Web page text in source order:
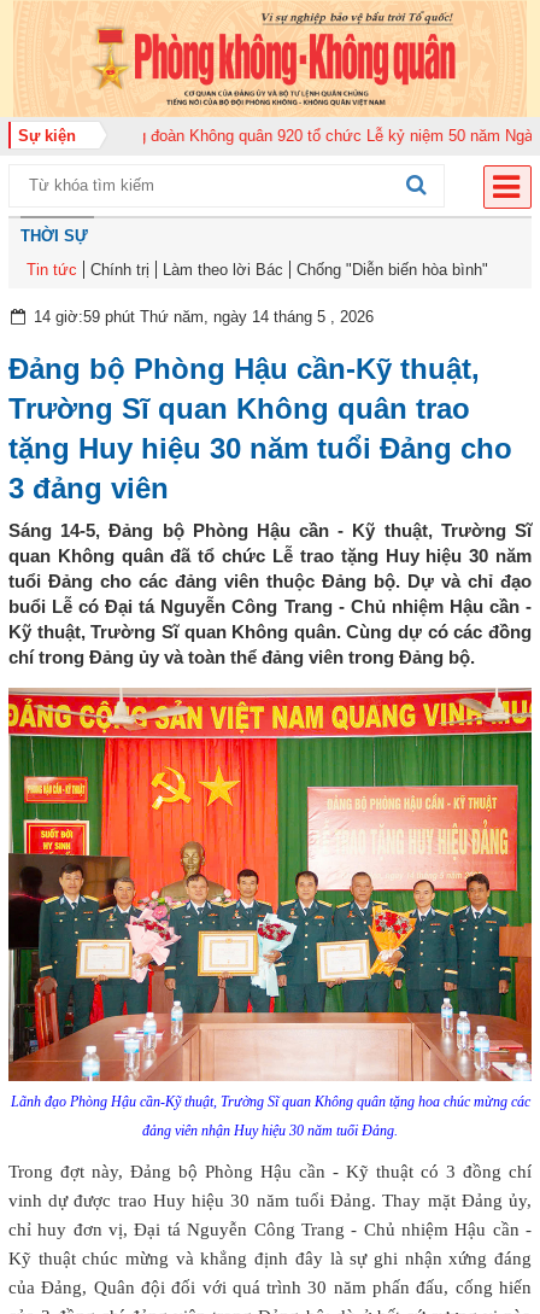
Sự kiện
2026 Trung đoàn Không quân 920 tổ chức Lễ kỷ niệm 50 năm Ngày
THỜI SỰ
Tin tức
Chính trị Làm theo lời Bác Chống "Diễn biến hòa bình"
14 giờ:59 phút Thứ năm, ngày 14 tháng 5 , 2026
Đảng bộ Phòng Hậu cần-Kỹ thuật,
Trường Sĩ quan Không quân trao
tặng Huy hiệu 30 năm tuổi Đảng cho
3 đảng viên
Sáng 14-5, Đảng bộ Phòng Hậu cần - Kỹ thuật, Trường Sĩ
quan Không quân đã tổ chức Lễ trao tặng Huy hiệu 30 năm
tuổi Đảng cho các đảng viên thuộc Đảng bộ. Dự và chỉ đạo
buổi Lễ có Đại tá Nguyễn Công Trang - Chủ nhiệm Hậu cần -
Kỹ thuật, Trường Sĩ quan Không quân. Cùng dự có các đồng
chí trong Đảng ủy và toàn thể đảng viên trong Đảng bộ.
Lãnh đạo Phòng Hậu cần-Kỹ thuật, Trường Sĩ quan Không quân tặng hoa chúc mừng các
đảng viên nhận Huy hiệu 30 năm tuổi Đảng.
Trong đợt này, Đảng bộ Phòng Hậu cần - Kỹ thuật có 3 đồng chí
vinh dự được trao Huy hiệu 30 năm tuổi Đảng. Thay mặt Đảng ủy,
chỉ huy đơn vị, Đại tá Nguyễn Công Trang - Chủ nhiệm Hậu cần -
Kỹ thuật chúc mừng và khẳng định đây là sự ghi nhận xứng đáng
của Đảng, Quân đội đối với quá trình 30 năm phấn đấu, cống hiến